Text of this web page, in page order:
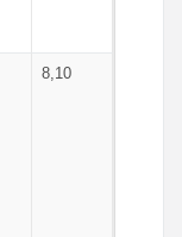
8,10